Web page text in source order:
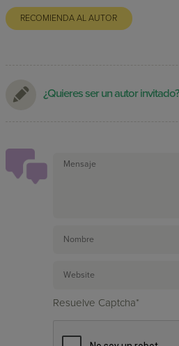
RECOMIENDA AL AUTOR
¿Quieres ser un autor invitado?
Resuelve Captcha*